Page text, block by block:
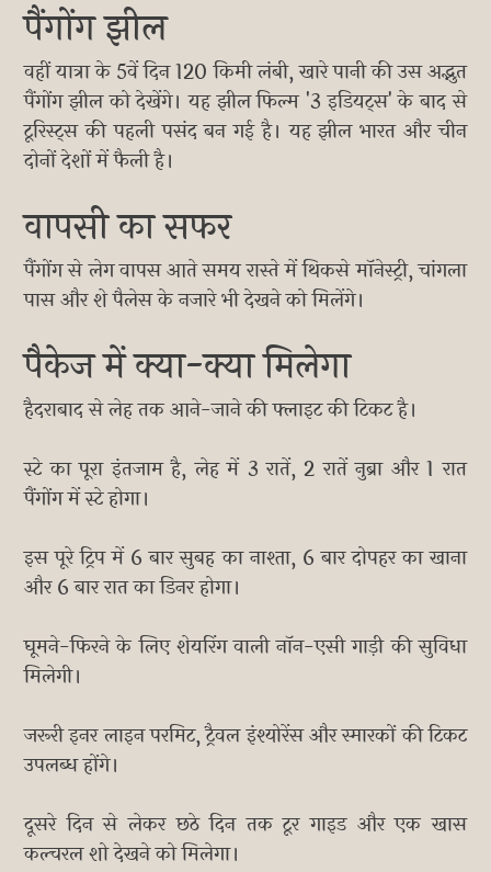
पैंगोंग झील
वहीं यात्रा के 5वें दिन 120 किमी लंबी, खारे पानी की उस अद्भुत
पैंगोंग झील को देखेंगे। यह झील फिल्म '3 इडियट्स' के बाद से
टूरिस्ट्स की पहली पसंद बन गई है। यह झील भारत और चीन
दोनों देशों में फैली है।
वापसी का सफर
पैंगोंग से लेग वापस आते समय रास्ते में थिकसे मॉनेस्ट्री, चांगला
पास और शे पैलेस के नजारे भी देखने को मिलेंगे।
पैकेज में क्या-क्या मिलेगा
हैदराबाद से लेह तक आने-जाने की फ्लाइट की टिकट है।
स्टे का पूरा इंतजाम है, लेह में 3 रातें, 2 रातें नुब्रा और 1 रात
पैंगोंग में स्टे होगा।
इस पूरे ट्रिप में 6 बार सुबह का नाश्ता, 6 बार दोपहर का खाना
और 6 बार रात का डिनर होगा।
घूमने-फिरने के लिए शेयरिंग वाली नॉन-एसी गाड़ी की सुविधा
मिलेगी।
जरूरी इनर लाइन परमिट, ट्रैवल इंश्योरेंस और स्मारकों की टिकट
उपलब्ध होंगे।
दूसरे दिन से लेकर छठे दिन तक टूर गाइड और एक खास
कल्चरल शो देखने को मिलेगा।